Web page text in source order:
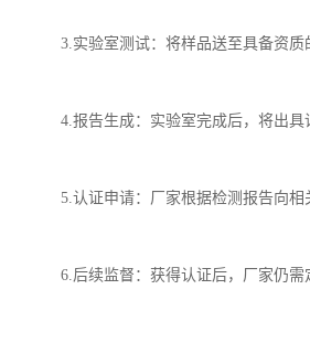
3.实验室测试：将样品送至具备资
4.报告生成：实验室完成后，将出具
5.认证申请：厂家根据检测报告向
6.后续监督：获得认证后，厂家仍